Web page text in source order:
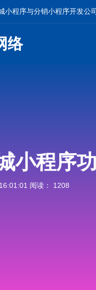
小程序与分销小程序开发公
络
小程序
阅读： 1208